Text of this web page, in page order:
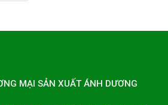
MẠI SẢN XUẤT ÁNH DƯƠNG